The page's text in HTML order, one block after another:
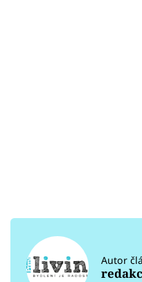
Autor